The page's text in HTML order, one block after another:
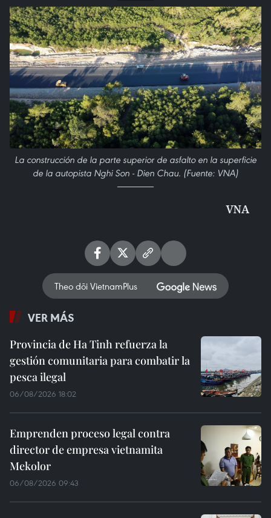
La construcción de la parte superior de asfalto en la superficie
de la autopista Nghi Son - Dien Chau. (Fuente: VNA)
VNA
Theo dõi VietnamPlus
VER MÁS
Provincia de Ha Tinh refuerza la
gestión comunitaria para combatir la
pesca ilegal
06/08/2026 18:02
Emprenden proceso legal contra
director de empresa vietnamita
Mekolor
06/08/2026 09:43